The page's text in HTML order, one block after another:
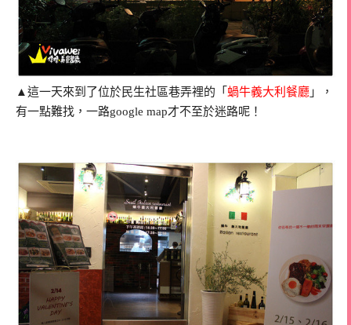
▲這一天來到了位於民生社區巷弄裡的「 蝸牛義大利餐廳 」，
有一點難找，一路google map才不至於迷路呢！